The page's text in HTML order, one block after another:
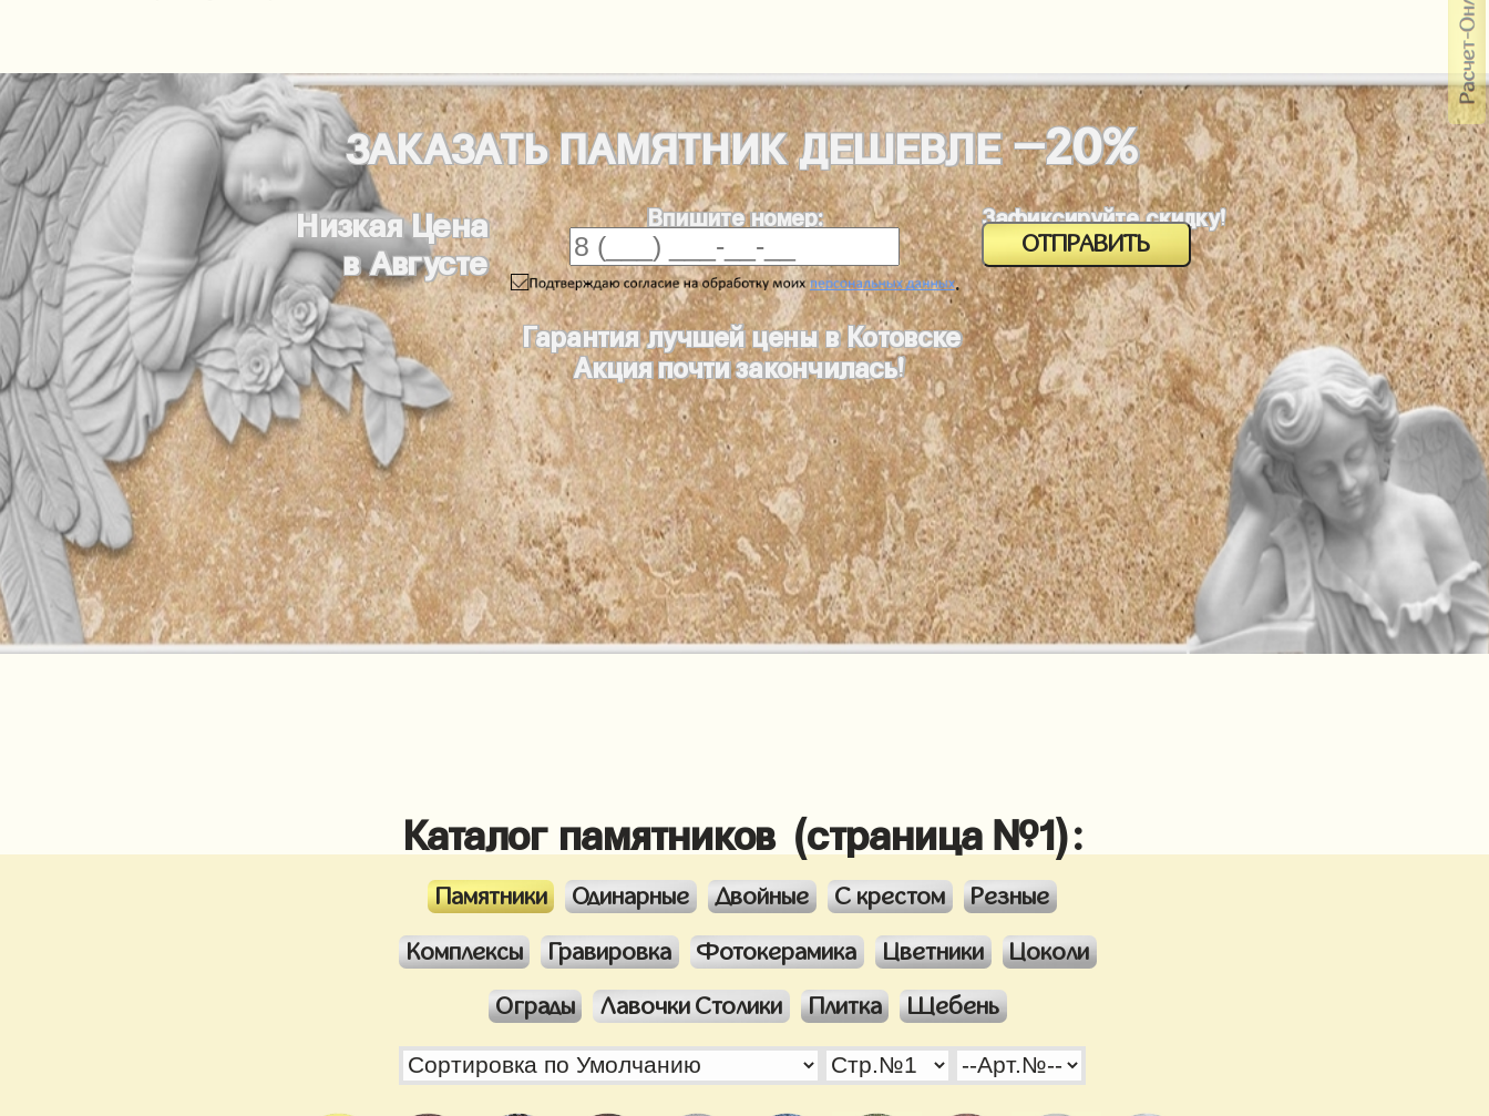
ЗАКАЗАТЬПАМЯТНИКДЕШЕВЛЕ-20%
Низкая Цена
в Августе
Впишите номер:
.
Зафиксируйте скидку!
Гарантия лучшей цены в Котовске
Акция почти закончилась!
Каталог памятников (страница №1):
Памятники Одинарные Двойные С крестом Резные
Комплексы Гравировка Фотокерамика Цветники Цоколи
Ограды Лавочки Столики Плитка Щебень